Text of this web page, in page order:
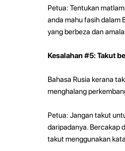
Petua: Tentukan
anda mahu fasih dalam
yang berbeza dan
Kesalahan #5: Takut
Bahasa Rusia kerana
menghalang
Petua: Jangan takut
daripadanya. Bercakap
takut menggunakan